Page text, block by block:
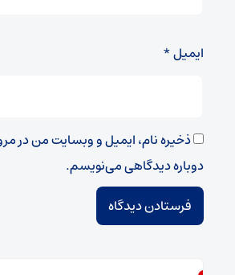
ایمیل*
ذخیره نام، ایمیل و وبسایت من در
دوباره دیدگاهی می‌نویسم.